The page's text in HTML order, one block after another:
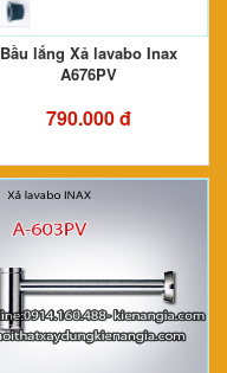
Bầu lắng Xả lavabo Inax
A676PV
790.000 đ